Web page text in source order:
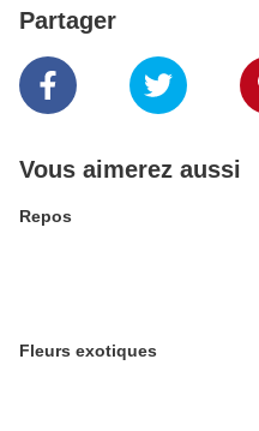
Partager
Vous aimerez aussi
Repos
Fleurs exotiques